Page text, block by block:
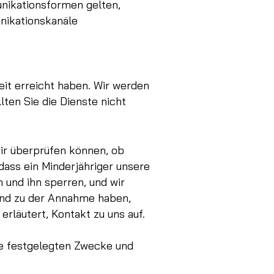
gelten,
erreicht haben. Wir werden
Sie die Dienste nicht
überprüfen können, ob
ein Minderjähriger unsere
und ihn sperren, und wir
zu der Annahme haben,
Kontakt zu uns auf.
festgelegten Zwecke und